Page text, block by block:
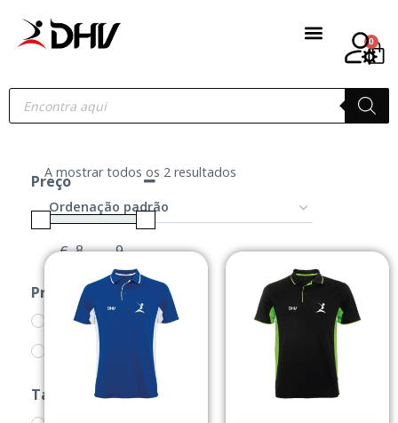
0
Preço
€
Minimum Price
-
Maximum Price
Produtos
POLOS
PRODUTOS
Tamanho
A mostrar todos os 2 resultados